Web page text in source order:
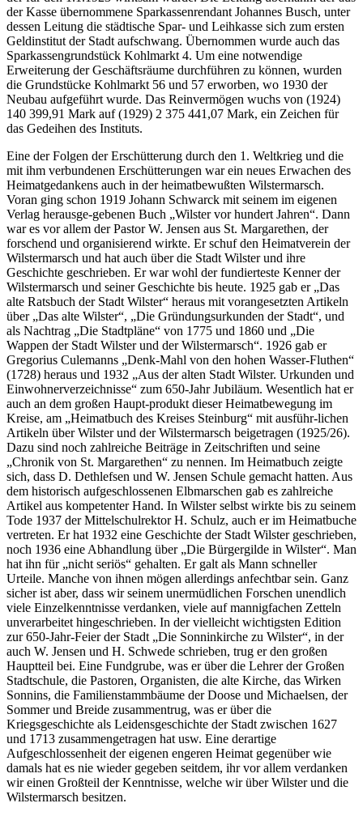
der Kasse übernommene Sparkassenrendant Johannes Busch, unter
dessen Leitung die städtische Spar- und Leihkasse sich zum ersten
Geldinstitut der Stadt aufschwang. Übernommen wurde auch das
Sparkassengrundstück Kohlmarkt 4. Um eine notwendige
Erweiterung der Geschäftsräume durchführen zu können, wurden
die Grundstücke Kohlmarkt 56 und 57 erworben, wo 1930 der
Neubau aufgeführt wurde. Das Reinvermögen wuchs von (1924)
140 399,91 Mark auf (1929) 2 375 441,07 Mark, ein Zeichen für
das Gedeihen des Instituts.
Eine der Folgen der Erschütterung durch den 1. Weltkrieg und die
mit ihm verbundenen Erschütterungen war ein neues Erwachen des
Heimatgedankens auch in der heimatbewußten Wilstermarsch.
Voran ging schon 1919 Johann Schwarck mit seinem im eigenen
Verlag herausge-gebenen Buch „Wilster vor hundert Jahren“. Dann
war es vor allem der Pastor W. Jensen aus St. Margarethen, der
forschend und organisierend wirkte. Er schuf den Heimatverein der
Wilstermarsch und hat auch über die Stadt Wilster und ihre
Geschichte geschrieben. Er war wohl der fundierteste Kenner der
Wilstermarsch und seiner Geschichte bis heute. 1925 gab er „Das
alte Ratsbuch der Stadt Wilster“ heraus mit vorangesetzten Artikeln
über „Das alte Wilster“, „Die Gründungsurkunden der Stadt“, und
als Nachtrag „Die Stadtpläne“ von 1775 und 1860 und „Die
Wappen der Stadt Wilster und der Wilstermarsch“. 1926 gab er
Gregorius Culemanns „Denk-Mahl von den hohen Wasser-Fluthen“
(1728) heraus und 1932 „Aus der alten Stadt Wilster. Urkunden und
Einwohnerverzeichnisse“ zum 650-Jahr Jubiläum. Wesentlich hat er
auch an dem großen Haupt-produkt dieser Heimatbewegung im
Kreise, am „Heimatbuch des Kreises Steinburg“ mit ausführ-lichen
Artikeln über Wilster und der Wilstermarsch beigetragen (1925/26).
Dazu sind noch zahlreiche Beiträge in Zeitschriften und seine
„Chronik von St. Margarethen“ zu nennen. Im Heimatbuch zeigte
sich, dass D. Dethlefsen und W. Jensen Schule gemacht hatten. Aus
dem historisch aufgeschlossenen Elbmarschen gab es zahlreiche
Artikel aus kompetenter Hand. In Wilster selbst wirkte bis zu seinem
Tode 1937 der Mittelschulrektor H. Schulz, auch er im Heimatbuche
vertreten. Er hat 1932 eine Geschichte der Stadt Wilster geschrieben,
noch 1936 eine Abhandlung über „Die Bürgergilde in Wilster“. Man
hat ihn für „nicht seriös“ gehalten. Er galt als Mann schneller
Urteile. Manche von ihnen mögen allerdings anfechtbar sein. Ganz
sicher ist aber, dass wir seinem unermüdlichen Forschen unendlich
viele Einzelkenntnisse verdanken, viele auf mannigfachen Zetteln
unverarbeitet hingeschrieben. In der vielleicht wichtigsten Edition
zur 650-Jahr-Feier der Stadt „Die Sonninkirche zu Wilster“, in der
auch W. Jensen und H. Schwede schrieben, trug er den großen
Hauptteil bei. Eine Fundgrube, was er über die Lehrer der Großen
Stadtschule, die Pastoren, Organisten, die alte Kirche, das Wirken
Sonnins, die Familienstammbäume der Doose und Michaelsen, der
Sommer und Breide zusammentrug, was er über die
Kriegsgeschichte als Leidensgeschichte der Stadt zwischen 1627
und 1713 zusammengetragen hat usw. Eine derartige
Aufgeschlossenheit der eigenen engeren Heimat gegenüber wie
damals hat es nie wieder gegeben seitdem, ihr vor allem verdanken
wir einen Großteil der Kenntnisse, welche wir über Wilster und die
Wilstermarsch besitzen.